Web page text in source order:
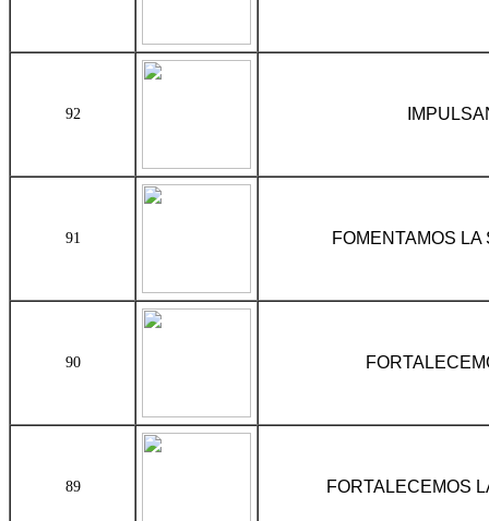
92
91 FOMENTAMOS
90
89 FORTALECEMOS